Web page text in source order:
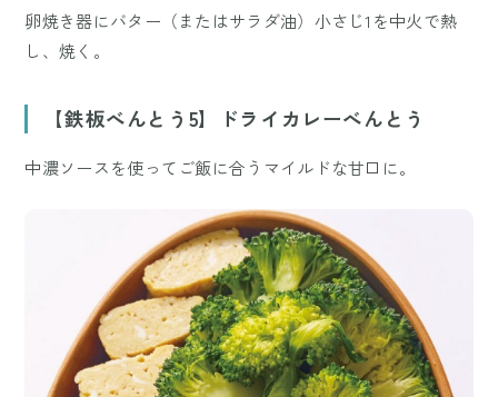
卵焼き器にバター（またはサラダ油）小さじ1を中火で熱
し、焼く。
【鉄板べんとう5】ドライカレーべんとう
中濃ソースを使ってご飯に合うマイルドな甘口に。